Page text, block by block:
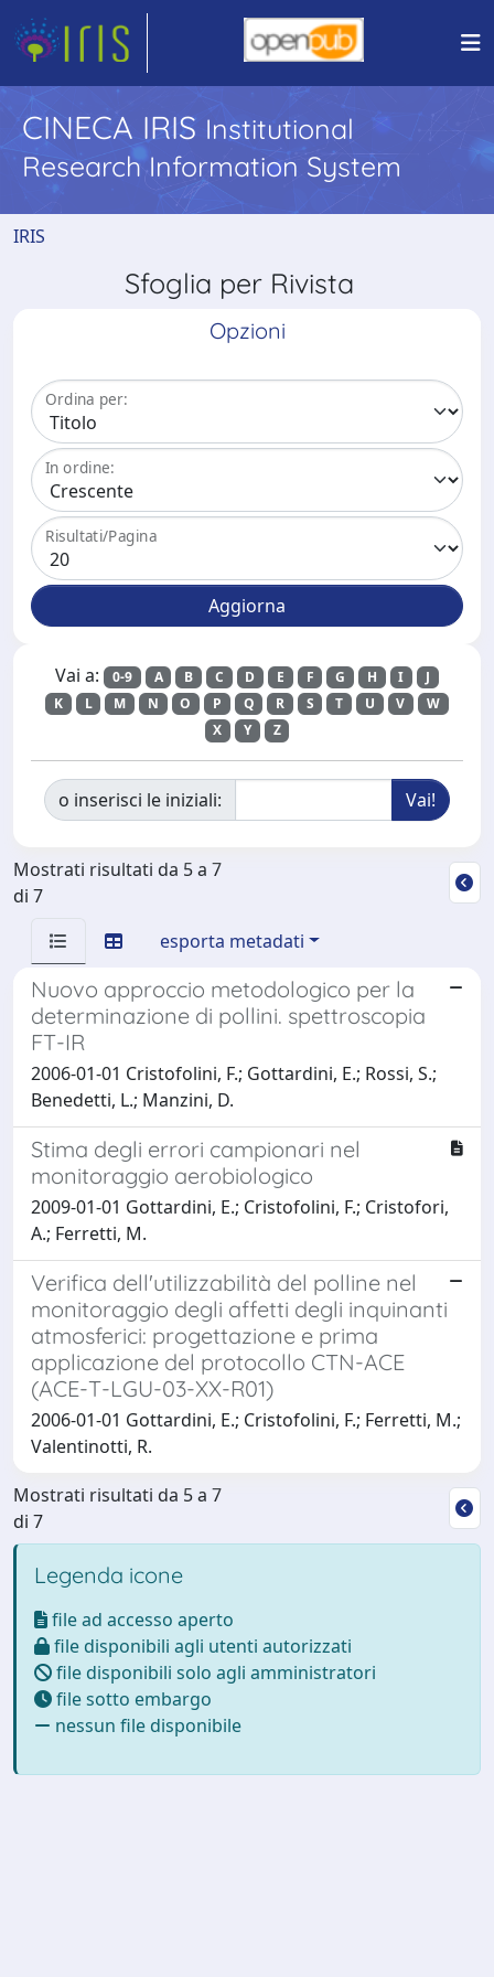
CINECA IRIS Institutional
Research Information System
IRIS
Sfoglia per Rivista
Opzioni
Ordina per:
In ordine:
Risultati/Pagina
Vai a: 0-9 A B C D E F G H I
J
K
L M N O P Q R S T U V
W
X
Y Z
o inserisci le iniziali:
Mostrati risultati da 5 a 7
di 7
esporta metadati
Nuovo approccio metodologico per la
determinazione di pollini. spettroscopia
FT-IR
2006-01-01 Cristofolini, F.; Gottardini, E.; Rossi, S.;
Benedetti, L.; Manzini, D.
Stima degli errori campionari nel
monitoraggio aerobiologico
2009-01-01 Gottardini, E.; Cristofolini, F.; Cristofori,
A.; Ferretti, M.
Verifica dell'utilizzabilità del polline nel
monitoraggio degli affetti degli inquinanti
atmosferici: progettazione e prima
applicazione del protocollo CTN-ACE
(ACE-T-LGU-03-XX-R01)
2006-01-01 Gottardini, E.; Cristofolini, F.; Ferretti, M.;
Valentinotti, R.
Mostrati risultati da 5 a 7
di 7
Legenda icone
file ad accesso aperto
file disponibili agli utenti autorizzati
file disponibili solo agli amministratori
file sotto embargo
nessun file disponibile